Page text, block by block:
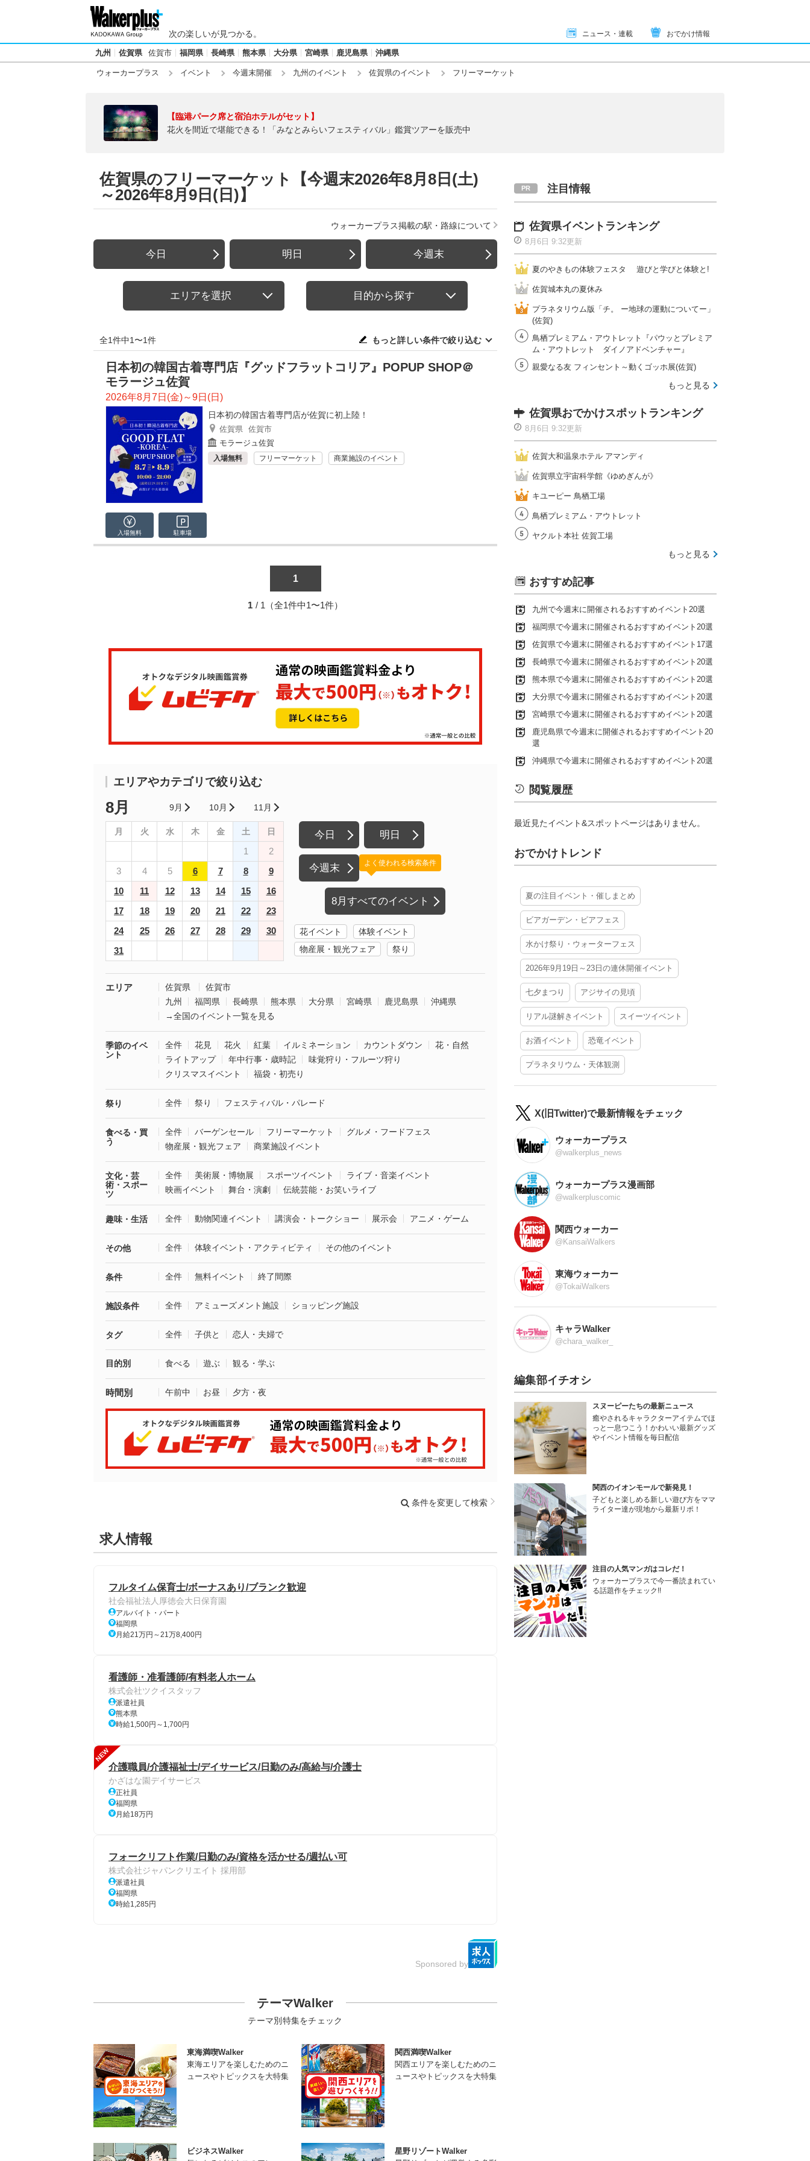
次の楽しいが見つかる。 ニュース・連載 おでかけ情報
九州 佐賀県 佐賀市 福岡県 長崎県 熊本県 大分県 宮崎県 鹿児島県 沖縄県
ウォーカープラス イベント 今週末開催 九州のイベント 佐賀県のイベント フリーマーケット
【臨港パーク席と宿泊ホテルがセット】
花火を間近で堪能できる！「みなとみらいフェスティバル」鑑賞ツアーを販売中
佐賀県のフリーマーケット【今週末2026年8月8日(土)
～2026年8月9日(日)】
ウォーカープラス掲載の駅・路線について
今日 明日 今週末
エリアを選択 目的から探す
全1件中1〜1件 もっと詳しい条件で絞り込む
日本初の韓国古着専門店『グッドフラットコリア』POPUP SHOP＠
モラージュ佐賀
2026年8月7日(金)～9日(日)
日本初の韓国古着専門店が佐賀に初上陸！
佐賀県 佐賀市
モラージュ佐賀
入場無料 フリーマーケット 商業施設のイベント
入場無料 駐車場
1
1 / 1（全1件中1〜1件）
エリアやカテゴリで絞り込む
8月 9月 10月 11月
月 火 水 木 金 土 日
1
2
3
4 5 6 7 8
9
10
11 12 13 14 15
16
17
18 19 20 21 22
23
24
25 26 27 28 29
30
31
今日 明日
今週末
8月すべてのイベント
よく使われる検索条件
花イベント
体験イベント
物産展・観光フェア
祭り
エリア 佐賀県
佐賀市
九州
福岡県 長崎県 熊本県 大分県 宮崎県 鹿児島県
沖縄県
→全国のイベント一覧を見る
季節のイベ
ント
全件 花見 花火 紅葉 イルミネーション カウントダウン
花・自然
ライトアップ
年中行事・歳時記
味覚狩り・フルーツ狩り
クリスマスイベント
福袋・初売り
祭り 全件 祭り フェスティバル・パレード
食べる・買
う
全件 バーゲンセール フリーマーケット
グルメ・フードフェス
物産展・観光フェア
商業施設イベント
文化・芸
術・スポー
ツ
全件 美術展・博物展 スポーツイベント
ライブ・音楽イベント
映画イベント
舞台・演劇 伝統芸能・お笑いライブ
趣味・生活 全件 動物関連イベント 講演会・トークショー 展示会 アニメ・ゲーム
その他 全件 体験イベント・アクティビティ その他のイベント
条件 全件 無料イベント 終了間際
施設条件 全件 アミューズメント施設 ショッピング施設
タグ 全件 子供と 恋人・夫婦で
目的別 食べる 遊ぶ 観る・学ぶ
時間別 午前中 お昼 夕方・夜
条件を変更して検索
求人情報
フルタイム保育士/ボーナスあり/ブランク歓迎
社会福祉法人厚徳会大日保育園
アルバイト・パート
福岡県
月給21万円～21万8,400円
看護師・准看護師/有料老人ホーム
株式会社ツクイスタッフ
派遣社員
熊本県
時給1,500円～1,700円
NEW
介護職員/介護福祉士/デイサービス/日勤のみ/高給与/介護士
かざはな園デイサービス
正社員
福岡県
月給18万円
フォークリフト作業/日勤のみ/資格を活かせる/週払い可
株式会社ジャパンクリエイト 採用部
派遣社員
福岡県
時給1,285円
Sponsored by
テーマWalker
テーマ別特集をチェック
東海満喫Walker
東海エリアを楽しむためのニ
ュースやトピックスを大特集
関西満喫Walker
関西エリアを楽しむためのニ
ュースやトピックスを大特集
ビジネスWalker
星野リゾートWalker
注目情報
佐賀県イベントランキング
8月6日 9:32更新
夏のやきもの体験フェスタ 遊びと学びと体験と!
佐賀城本丸の夏休み
プラネタリウム版「チ。 ー地球の運動についてー」
(佐賀)
鳥栖プレミアム・アウトレット『パウッとプレミア
ム・アウトレット ダイノアドベンチャー』
親愛なる友 フィンセント～動くゴッホ展(佐賀)
もっと見る
佐賀県おでかけスポットランキング
8月6日 9:32更新
佐賀大和温泉ホテル アマンディ
佐賀県立宇宙科学館《ゆめぎんが》
キユーピー 鳥栖工場
鳥栖プレミアム・アウトレット
ヤクルト本社 佐賀工場
もっと見る
おすすめ記事
九州で今週末に開催されるおすすめイベント20選
福岡県で今週末に開催されるおすすめイベント20選
佐賀県で今週末に開催されるおすすめイベント17選
長崎県で今週末に開催されるおすすめイベント20選
熊本県で今週末に開催されるおすすめイベント20選
大分県で今週末に開催されるおすすめイベント20選
宮崎県で今週末に開催されるおすすめイベント20選
鹿児島県で今週末に開催されるおすすめイベント20
選
沖縄県で今週末に開催されるおすすめイベント20選
閲覧履歴
最近見たイベント&スポットページはありません。
おでかけトレンド
夏の注目イベント・催しまとめ
ビアガーデン・ビアフェス
水かけ祭り・ウォーターフェス
2026年9月19日～23日の連休開催イベント
七夕まつり アジサイの見頃
リアル謎解きイベント スイーツイベント
お酒イベント 恐竜イベント
プラネタリウム・天体観測
X(旧Twitter)で最新情報をチェック
ウォーカープラス
@walkerplus_news
ウォーカープラス漫画部
@walkerpluscomic
関西ウォーカー
@KansaiWalkers
東海ウォーカー
@TokaiWalkers
キャラWalker
@chara_walker_
編集部イチオシ
スヌーピーたちの最新ニュース
癒やされるキャラクターアイテムでほ
っと一息つこう！かわいい最新グッズ
やイベント情報を毎日配信
関西のイオンモールで新発見！
子どもと楽しめる新しい遊び方をママ
ライター達が現地から最新リポ！
注目の人気マンガはコレだ！
ウォーカープラスで今一番読まれてい
る話題作をチェック!!